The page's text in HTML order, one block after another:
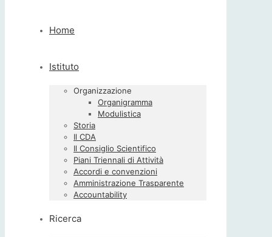
Home
Istituto
Organizzazione
Organigramma
Modulistica
Storia
Il CDA
Il Consiglio Scientifico
Piani Triennali di Attività
Accordi e convenzioni
Amministrazione Trasparente
Accountability
Ricerca